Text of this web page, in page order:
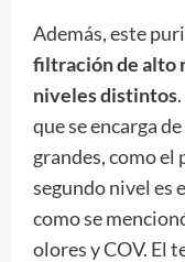
Además, este
filtración de alto
niveles distintos
que se encarga
grandes, como el
segundo nivel es
como se
olores y COV. El